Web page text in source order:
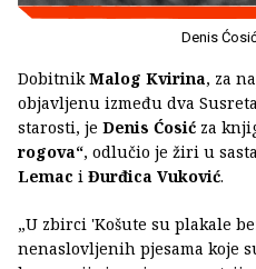
Denis
DobitnikMalog Kvirina, za
objavljenu između dva
starosti, je Denis Ćosić za
rogova“, odlučio je žiri u
Lemac i Đurđica Vuković.
„U zbirci 'Košute su plakale
nenaslovljenih pjesama koje